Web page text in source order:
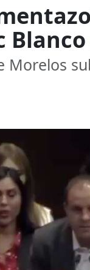
Morelos